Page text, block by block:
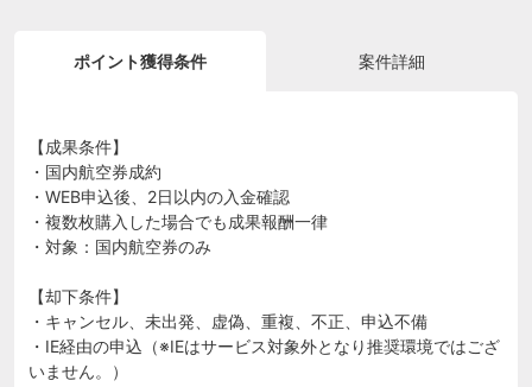
ポイント獲得条件 案件詳細
【成果条件】
・国内航空券成約
・WEB申込後、2日以内の入金確認
・複数枚購入した場合でも成果報酬一律
・対象：国内航空券のみ
【却下条件】
・キャンセル、未出発、虚偽、重複、不正、申込不備
・IE経由の申込（※IEはサービス対象外となり推奨環境ではござ
いません。）